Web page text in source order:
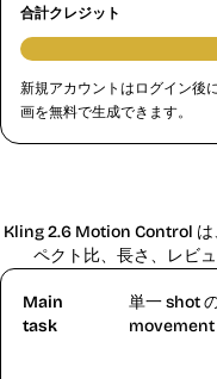
合計クレジット
新規アカウントはログイン後
画を無料で生成できます。
Kling 2.6 Motion Control は
ペクト比、長さ、レビ
Main
task
単一 shot
movement